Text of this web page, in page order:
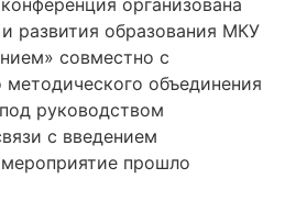
развития образования МКУ
совместно с
методического объединения
руководством
с введением
прошло